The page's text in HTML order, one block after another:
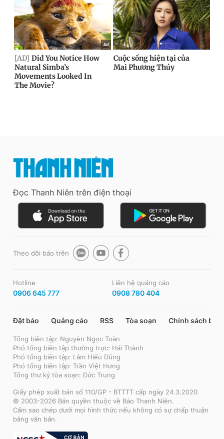
Đọc Thanh Niên trên điện thoại
Theo dõi báo trên
Hotline
0906 645 777
Liên hệ quảng cáo
0908 780 404
Đặt báo Quảng cáo RSS Tòa soạn Chính sách bảo
Tổng biên tập: Nguyễn Ngọc Toàn
Phó tổng biên tập thường trực: Hải Thành
Phó tổng biên tập: Lâm Hiếu Dũng
Phó tổng biên tập: Trần Việt Hưng
Tổng thư ký tòa soạn: Đức Trung
Giấy phép xuất bản số 110/GP - BTTTT cấp ngày 24.3.2020
© 2003-2026 Bản quyền thuộc về Báo Thanh Niên.
Cấm sao chép dưới mọi hình thức nếu không có sự chấp thuận
bằng văn bản.